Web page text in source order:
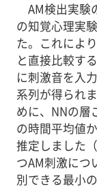
AM検出実験
の知覚心理実
た。これによ
と直接比較す
に刺激音を入
系列が得られ
めに、NNの層
の時間平均値
推定しました
つAM刺激につ
別できる最小